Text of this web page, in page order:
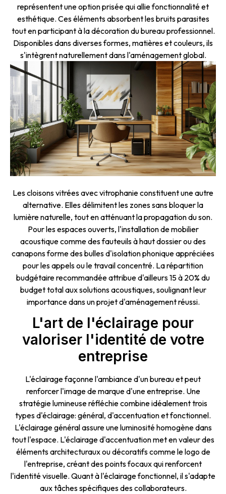
représentent une option prisée qui allie fonctionnalité et
esthétique. Ces éléments absorbent les bruits parasites
tout en participant à la décoration du bureau professionnel.
Disponibles dans diverses formes, matières et couleurs, ils
s'intègrent naturellement dans l'aménagement global.
Les cloisons vitrées avec vitrophanie constituent une autre
alternative. Elles délimitent les zones sans bloquer la
lumière naturelle, tout en atténuant la propagation du son.
Pour les espaces ouverts, l'installation de mobilier
acoustique comme des fauteuils à haut dossier ou des
canapons forme des bulles d'isolation phonique appréciées
pour les appels ou le travail concentré. La répartition
budgétaire recommandée attribue d'ailleurs 15 à 20% du
budget total aux solutions acoustiques, soulignant leur
importance dans un projet d'aménagement réussi.
L'art de l'éclairage pour
valoriser l'identité de votre
entreprise
L'éclairage façonne l'ambiance d'un bureau et peut
renforcer l'image de marque d'une entreprise. Une
stratégie lumineuse réfléchie combine idéalement trois
types d'éclairage: général, d'accentuation et fonctionnel.
L'éclairage général assure une luminosité homogène dans
tout l'espace. L'éclairage d'accentuation met en valeur des
éléments architecturaux ou décoratifs comme le logo de
l'entreprise, créant des points focaux qui renforcent
l'identité visuelle. Quant à l'éclairage fonctionnel, il s'adapte
aux tâches spécifiques des collaborateurs.